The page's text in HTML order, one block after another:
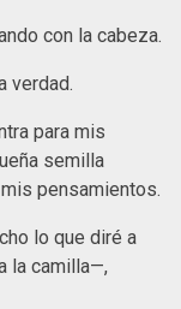
con la cabeza.
verdad.
para mis
semilla
pensamientos.
lo que diré a
la camilla—,